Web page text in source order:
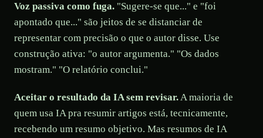
Voz passiva como fuga. "Sugere-se que..." e "foi
apontado que..." são jeitos de se distanciar de
representar com precisão o que o autor disse. Use
construção ativa: "o autor argumenta." "Os dados
mostram." "O relatório conclui."
Aceitar o resultado da IA sem revisar. A maioria de
quem usa IA pra resumir artigos está, tecnicamente,
recebendo um resumo objetivo. Mas resumos de IA